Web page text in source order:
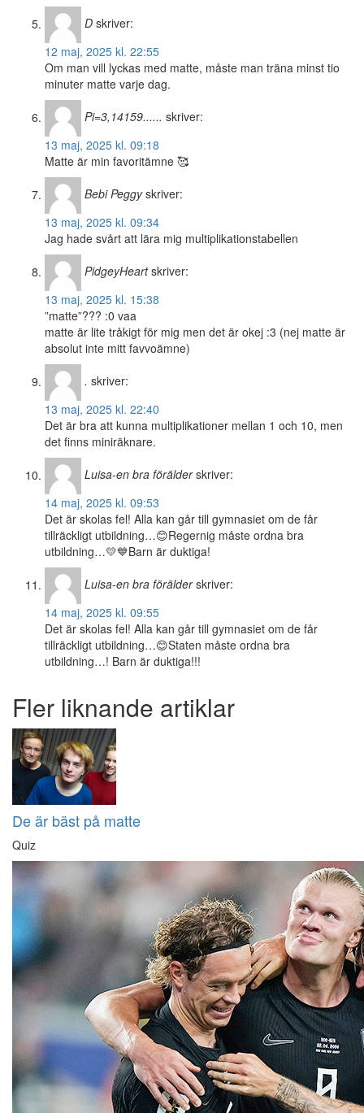
D skriver:
12 maj, 2025 kl. 22:55
Om man vill lyckas med matte, måste man träna minst tio
minuter matte varje dag.
Pi=3,14159...... skriver:
13 maj, 2025 kl. 09:18
Matte är min favoritämne 🥰
Bebi Peggy skriver:
13 maj, 2025 kl. 09:34
Jag hade svårt att lära mig multiplikationstabellen
PidgeyHeart skriver:
13 maj, 2025 kl. 15:38
”matte”??? :0 vaa
matte är lite tråkigt för mig men det är okej :3 (nej matte är
absolut inte mitt favvoämne)
. skriver:
13 maj, 2025 kl. 22:40
Det är bra att kunna multiplikationer mellan 1 och 10, men
det finns miniräknare.
Luisa-en bra förälder skriver:
14 maj, 2025 kl. 09:53
Det är skolas fel! Alla kan går till gymnasiet om de får
tillräckligt utbildning…😊Regernig måste ordna bra
utbildning…💛💙Barn är duktiga!
Luisa-en bra förälder skriver:
14 maj, 2025 kl. 09:55
Det är skolas fel! Alla kan går till gymnasiet om de får
tillräckligt utbildning…😊Staten måste ordna bra
utbildning…! Barn är duktiga!!!
Fler liknande artiklar
De är bäst på matte
Quiz